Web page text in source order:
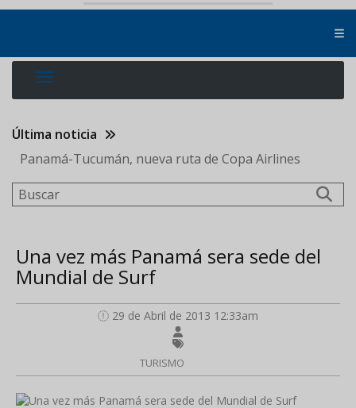
Última noticia
Panamá-Tucumán, nueva ruta de Copa Airlines
Buscar
Una vez más Panamá sera sede del
Mundial de Surf
29 de Abril de 2013 12:33am
TURISMO